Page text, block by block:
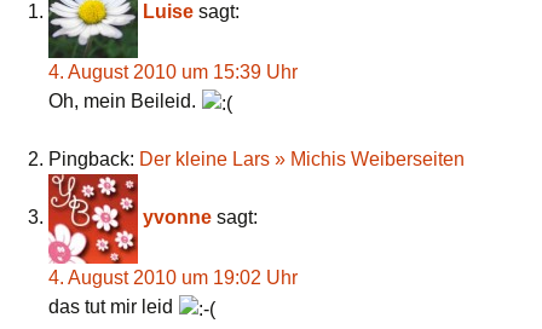
Luise sagt:
4. August 2010 um 15:39 Uhr
Oh, mein Beileid.
Pingback: Der kleine Lars » Michis Weiberseiten
yvonne sagt:
4. August 2010 um 19:02 Uhr
das tut mir leid